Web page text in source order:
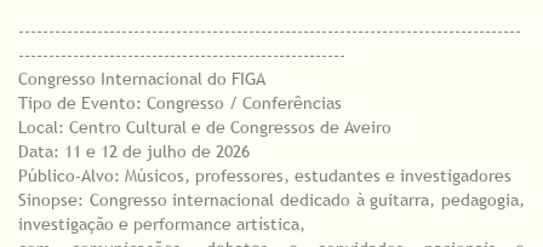
-----------------------------------------------------------------------------------
------------------------------------------------------
Congresso Internacional do FIGA
Tipo de Evento: Congresso / Conferências
Local: Centro Cultural e de Congressos de Aveiro
Data: 11 e 12 de julho de 2026
Público-Alvo: Músicos, professores, estudantes e investigadores
Sinopse: Congresso internacional dedicado à guitarra, pedagogia,
investigação e performance artística,